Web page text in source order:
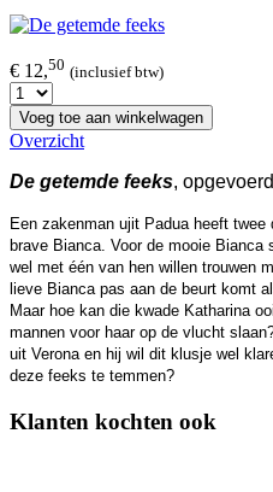
€ 12,50 (inclusief btw)
Voeg toe aan winkelwagen
Overzicht
De getemde feeks,
Een zakenman ujit Padua heeft
brave Bianca. Voor de mooie
wel met één van hen willen trouwen
lieve Bianca pas aan de beurt komt
Maar hoe kan die kwade Katharina
mannen voor haar op de vlucht
uit Verona en hij wil dit klusje wel
deze feeks te temmen?
Klanten kochten ook